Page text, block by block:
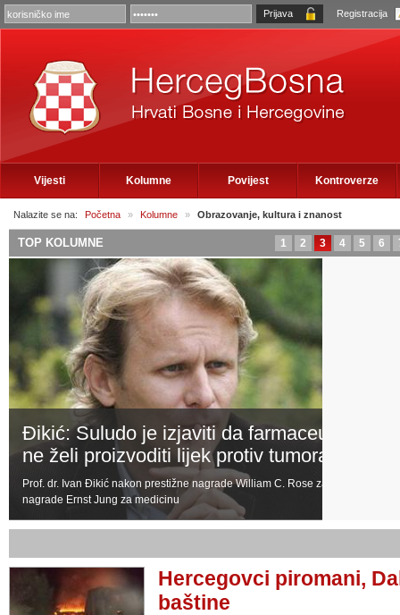
Registracija
Vijesti Kolumne Povijest Kontroverze
Nalazite se na: Početna » Kolumne » Obrazovanje, kultura i znanost
TOP KOLUMNE 6
5
4
3
2
1
Đikić: Suludo je izjaviti da farmaceutska
ne želi proizvoditi lijek protiv tumora!
Prof. dr. Ivan Đikić nakon prestižne nagrade William C. Rose za 2013.
nagrade Ernst Jung za medicinu
Hercegovci piromani,
baštine